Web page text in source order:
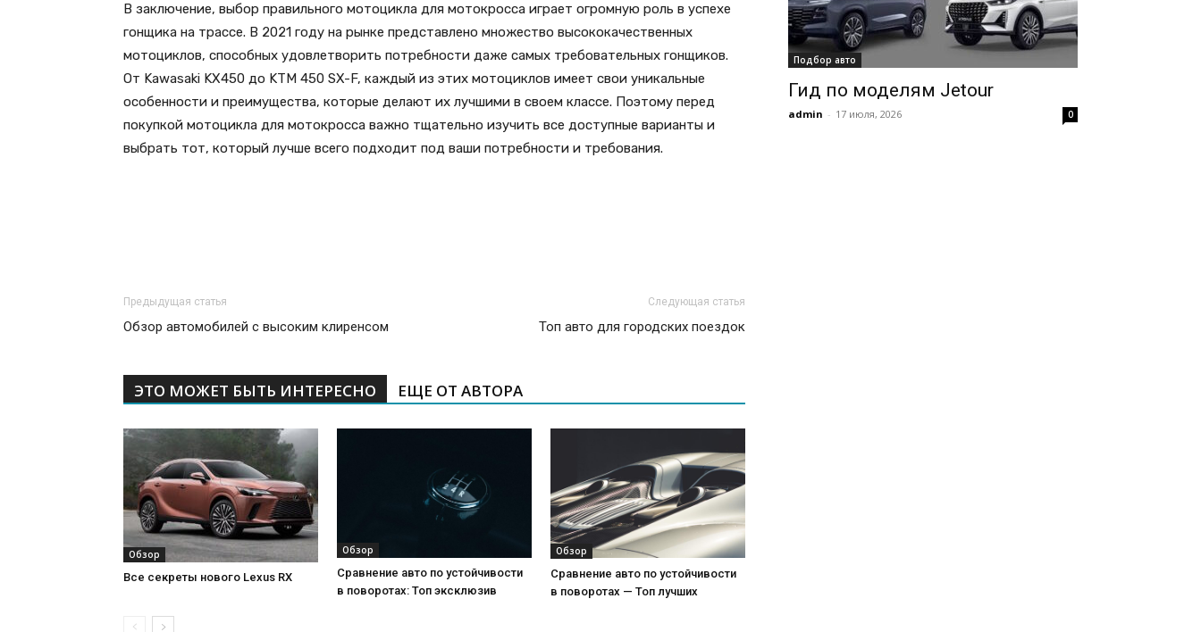
В заключение, выбор правильного мотоцикла для мотокросса играет огромную роль в успехе
гонщика на трассе. В 2021 году на рынке представлено множество высококачественных
мотоциклов, способных удовлетворить потребности даже самых требовательных гонщиков.
От Kawasaki KX450 до KTM 450 SX-F, каждый из этих мотоциклов имеет свои уникальные
особенности и преимущества, которые делают их лучшими в своем классе. Поэтому перед
покупкой мотоцикла для мотокросса важно тщательно изучить все доступные варианты и
выбрать тот, который лучше всего подходит под ваши потребности и требования.
Предыдущая статья
Обзор автомобилей с высоким клиренсом
Следующая статья
Топ авто для городских поездок
ЭТО МОЖЕТ БЫТЬ ИНТЕРЕСНО ЕЩЕ ОТ АВТОРА
Обзор
Все секреты нового Lexus RX
Обзор
Сравнение авто по устойчивости
в поворотах: Топ эксклюзив
Обзор
Сравнение авто по устойчивости
в поворотах — Топ лучших
Подбор авто
Гид по моделям Jetour
admin - 17 июля, 2026 0